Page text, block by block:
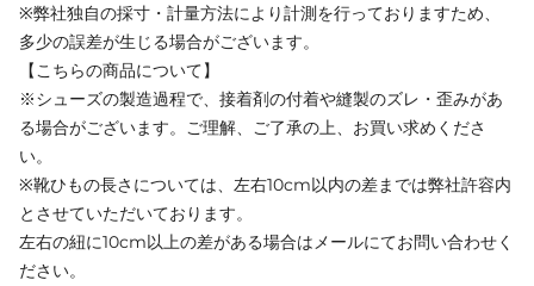
※弊社独自の採寸・計量方法により計測を行っておりますため、
多少の誤差が生じる場合がございます。
【こちらの商品について】
※シューズの製造過程で、接着剤の付着や縫製のズレ・歪みがあ
る場合がございます。ご理解、ご了承の上、お買い求めくださ
い。
※靴ひもの長さについては、左右10cm以内の差までは弊社許容内
とさせていただいております。
左右の紐に10cm以上の差がある場合はメールにてお問い合わせく
ださい。